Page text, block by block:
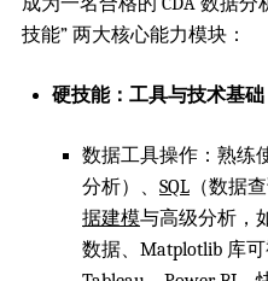
技能” 两大核心能力模块：
硬技能：工具与技术基础
数据工具操作：熟练
分析）、 SQL （数据
据建模与高级分析，
数据、Matplotlib 库